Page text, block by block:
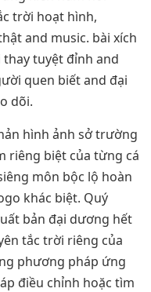
trời hoạt hình,
and music. bài xích
tuyệt đỉnh and
quen biết and đại
dõi.
hình ảnh sở trường
riêng biệt của từng cá
môn bộc lộ hoàn
khác biệt. Quý
bản đại dương hết
tắc trời riêng của
phương pháp ứng
điều chỉnh hoặc tìm